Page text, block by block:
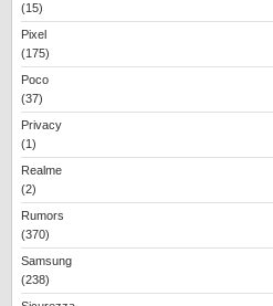
(15)
Pixel
(175)
Poco
(37)
Privacy
(1)
Realme
(2)
Rumors
(370)
Samsung
(238)